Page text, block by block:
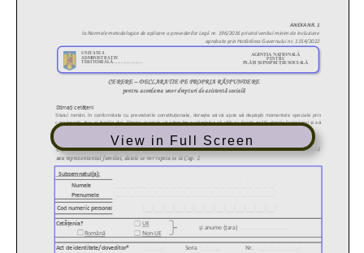
View in Full Screen